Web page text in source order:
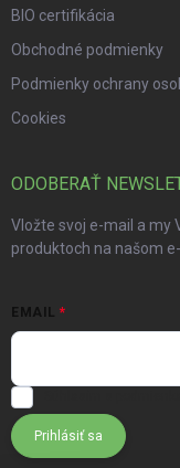
BIO certifikácia
Obchodné podmienky
Podmienky ochrany
Cookies
ODOBERAŤ
Vložte svoj e-mail a my
produktoch na našom
EMAIL
Prihlásiť sa